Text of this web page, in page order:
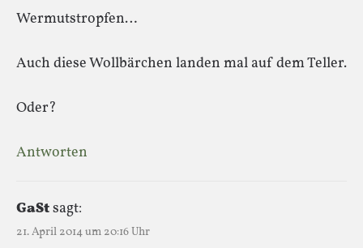
Wermutstropfen…
Auch diese Wollbärchen landen mal auf dem Teller.
Oder?
Antworten
GaStsagt:
21. April 2014 um 20:16 Uhr